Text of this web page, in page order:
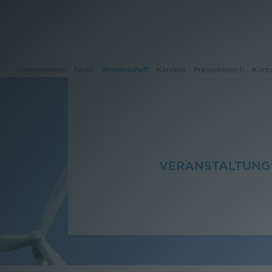
Wissenschaft Karriere Pressebereich
Kontakt